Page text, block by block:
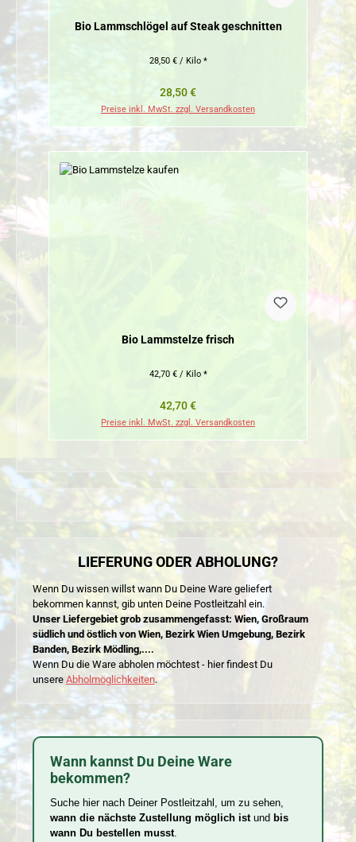
Bio Lammschlögel auf Steak geschnitten
28,50 € / Kilo *
Regulärer Preis:
28,50 €
Preise inkl. MwSt. zzgl. Versandkosten
Bio Lammstelze frisch
42,70 € / Kilo *
Regulärer Preis:
42,70 €
Preise inkl. MwSt. zzgl. Versandkosten
LIEFERUNG ODER ABHOLUNG?
Wenn Du wissen willst wann Du Deine Ware geliefert
bekommen kannst, gib unten Deine Postleitzahl ein.
Unser Liefergebiet grob zusammengefasst: Wien, Großraum
südlich und östlich von Wien, Bezirk Wien Umgebung, Bezirk
Banden, Bezirk Mödling,....
Wenn Du die Ware abholen möchtest - hier findest Du
unsere Abholmöglichkeiten.
Wann kannst Du Deine Ware
bekommen?
Suche hier nach Deiner Postleitzahl, um zu sehen,
wann die nächste Zustellung möglich ist und bis
wann Du bestellen musst